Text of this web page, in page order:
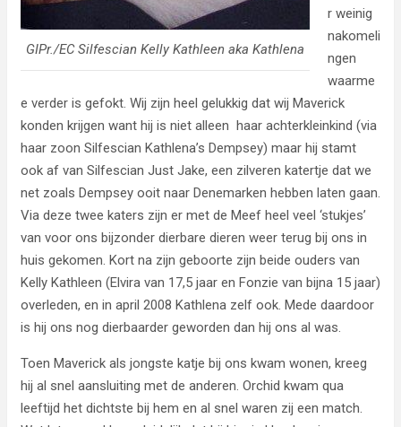
GIPr./EC Silfescian Kelly Kathleen aka Kathlena
r weinig
nakomeli
ngen
waarme
e verder is gefokt. Wij zijn heel gelukkig dat wij Maverick
konden krijgen want hij is niet alleen haar achterkleinkind (via
haar zoon Silfescian Kathlena’s Dempsey) maar hij stamt
ook af van Silfescian Just Jake, een zilveren katertje dat we
net zoals Dempsey ooit naar Denemarken hebben laten gaan.
Via deze twee katers zijn er met de Meef heel veel ‘stukjes’
van voor ons bijzonder dierbare dieren weer terug bij ons in
huis gekomen. Kort na zijn geboorte zijn beide ouders van
Kelly Kathleen (Elvira van 17,5 jaar en Fonzie van bijna 15 jaar)
overleden, en in april 2008 Kathlena zelf ook. Mede daardoor
is hij ons nog dierbaarder geworden dan hij ons al was.
Toen Maverick als jongste katje bij ons kwam wonen, kreeg
hij al snel aansluiting met de anderen. Orchid kwam qua
leeftijd het dichtste bij hem en al snel waren zij een match.